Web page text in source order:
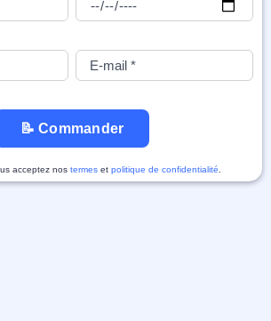
📝 Commander
acceptez nos termes et politique de confidentialité